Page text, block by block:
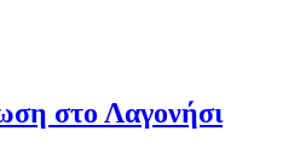
στο Λαγονήσι